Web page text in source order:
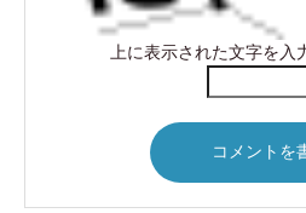
上に表示された文字を入